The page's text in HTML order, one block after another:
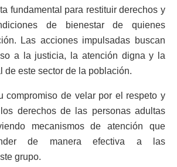
fundamental para restituir derechos y
de bienestar de quienes
Las acciones impulsadas buscan
a la justicia, la atención digna y la
de este sector de la población.
compromiso de velar por el respeto y
derechos de las personas adultas
mecanismos de atención que
de manera efectiva a las
grupo.